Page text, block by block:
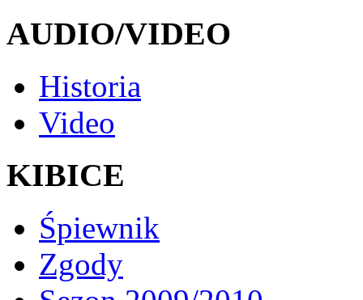
AUDIO/VIDEO
Historia
Video
KIBICE
Śpiewnik
Zgody